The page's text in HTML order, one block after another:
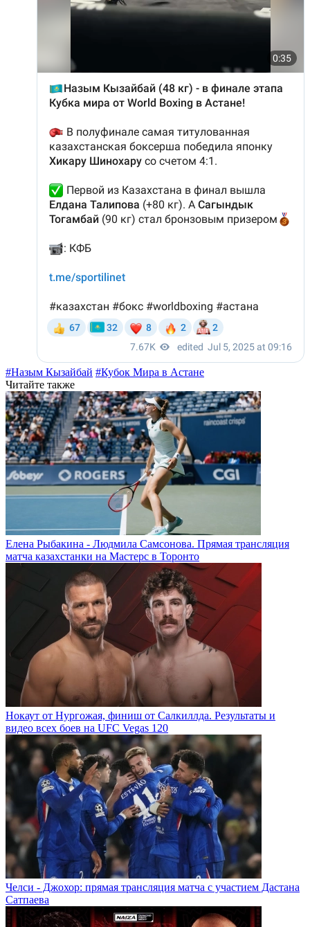
#Назым Кызайбай #Кубок Мира в Астане
Читайте также
Елена Рыбакина - Людмила Самсонова. Прямая трансляция
матча казахстанки на Мастерс в Торонто
Нокаут от Нургожая, финиш от Салкиллда. Результаты и
видео всех боев на UFC Vegas 120
Челси - Джохор: прямая трансляция матча с участием Дастана
Сатпаева